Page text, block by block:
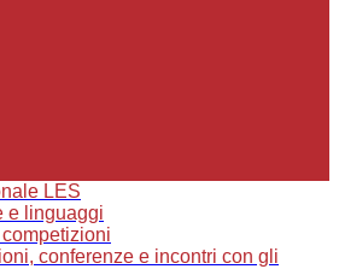
LES
e linguaggi
conferenze e incontri con gli